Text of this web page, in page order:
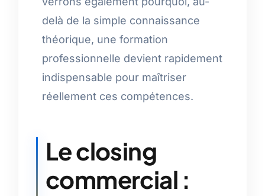
delà de la simple connaissance
théorique, une formation
professionnelle devient rapidement
indispensable pour maîtriser
réellement ces compétences.
Le closing
commercial :